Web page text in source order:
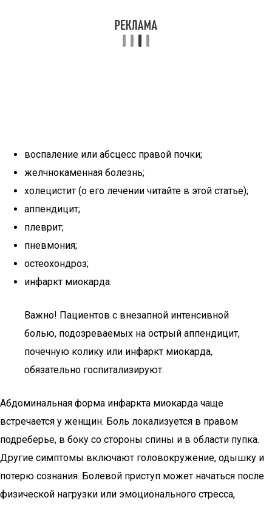
воспаление или абсцесс правой почки;
желчнокаменная болезнь;
холецистит (о его лечении читайте в этой статье);
аппендицит;
плеврит;
пневмония;
остеохондроз;
инфаркт миокарда.
Важно! Пациентов с внезапной интенсивной
болью, подозреваемых на острый аппендицит,
почечную колику или инфаркт миокарда,
обязательно госпитализируют.
Абдоминальная форма инфаркта миокарда чаще
встречается у женщин. Боль локализуется в правом
подреберье, в боку со стороны спины и в области пупка.
Другие симптомы включают головокружение, одышку и
потерю сознания. Болевой приступ может начаться после
физической нагрузки или эмоционального стресса,